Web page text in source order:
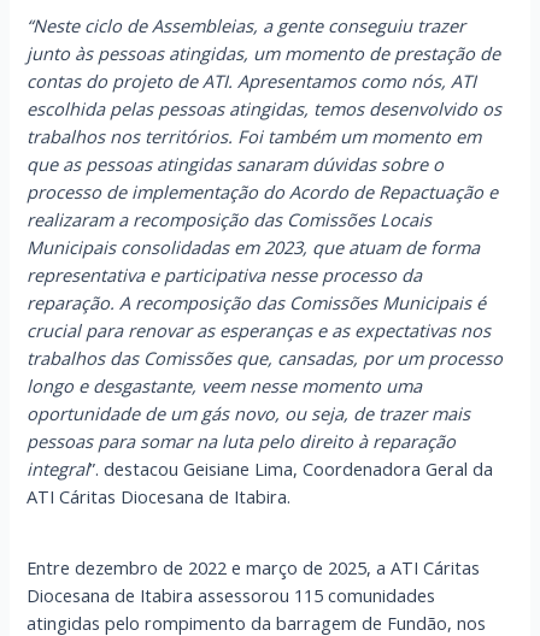
“Neste ciclo de Assembleias, a gente conseguiu trazer
junto às pessoas atingidas, um momento de prestação de
contas do projeto de ATI. Apresentamos como nós, ATI
escolhida pelas pessoas atingidas, temos desenvolvido os
trabalhos nos territórios. Foi também um momento em
que as pessoas atingidas sanaram dúvidas sobre o
processo de implementação do Acordo de Repactuação e
realizaram a recomposição das Comissões Locais
Municipais consolidadas em 2023, que atuam de forma
representativa e participativa nesse processo da
reparação. A recomposição das Comissões Municipais é
crucial para renovar as esperanças e as expectativas nos
trabalhos das Comissões que, cansadas, por um processo
longo e desgastante, veem nesse momento uma
oportunidade de um gás novo, ou seja, de trazer mais
pessoas para somar na luta pelo direito à reparação
integral”. destacou Geisiane Lima, Coordenadora Geral da
ATI Cáritas Diocesana de Itabira.
Entre dezembro de 2022 e março de 2025, a ATI Cáritas
Diocesana de Itabira assessorou 115 comunidades
atingidas pelo rompimento da barragem de Fundão, nos